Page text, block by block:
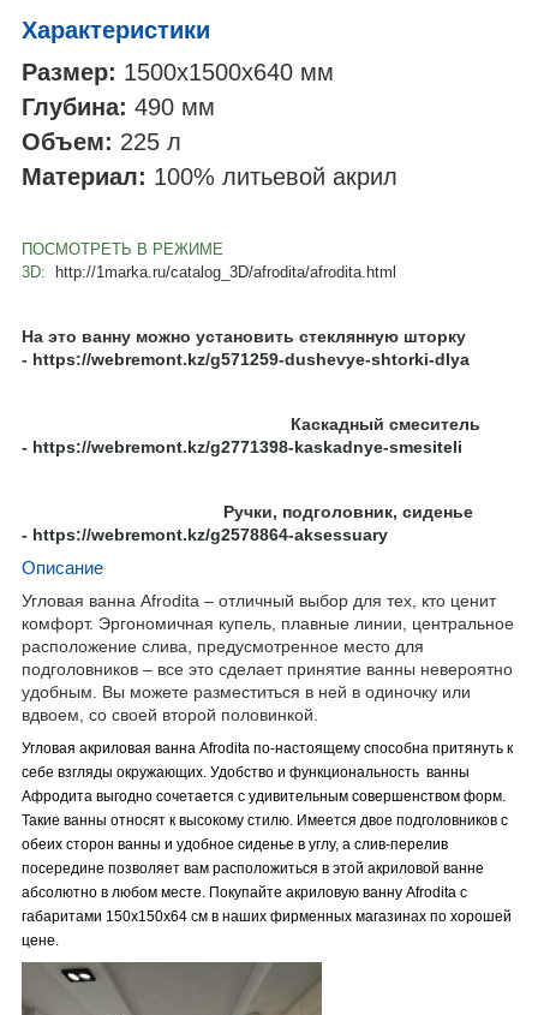
Характеристики
Размер: 1500x1500x640 мм
Глубина: 490 мм
Объем: 225 л
Материал: 100% литьевой акрил
ПОСМОТРЕТЬ В РЕЖИМЕ
3D:
http://1marka.ru/catalog_3D/afrodita/afrodita.html
На это ванну можно установить стеклянную шторку
- https://webremont.kz/g571259-dushevye-shtorki-dlya
Каскадный смеситель
- https://webremont.kz/g2771398-kaskadnye-smesiteli
Ручки, подголовник, сиденье
- https://webremont.kz/g2578864-aksessuary
Описание
Угловая ванна Аfrodita – отличный выбор для тех, кто ценит
комфорт. Эргономичная купель, плавные линии, центральное
расположение слива, предусмотренное место для
подголовников – все это сделает принятие ванны невероятно
удобным. Вы можете разместиться в ней в одиночку или
вдвоем, со своей второй половинкой.
Угловая акриловая ванна Afrodita по-настоящему способна притянуть к
себе взгляды окружающих. Удобство и функциональность ванны
Афродита выгодно сочетается с удивительным совершенством форм.
Такие ванны относят к высокому стилю. Имеется двое подголовников с
обеих сторон ванны и удобное сиденье в углу, а слив-перелив
посередине позволяет вам расположиться в этой акриловой ванне
абсолютно в любом месте. Покупайте акриловую ванну Afrodita с
габаритами 150x150x64 см в наших фирменных магазинах по хорошей
цене.